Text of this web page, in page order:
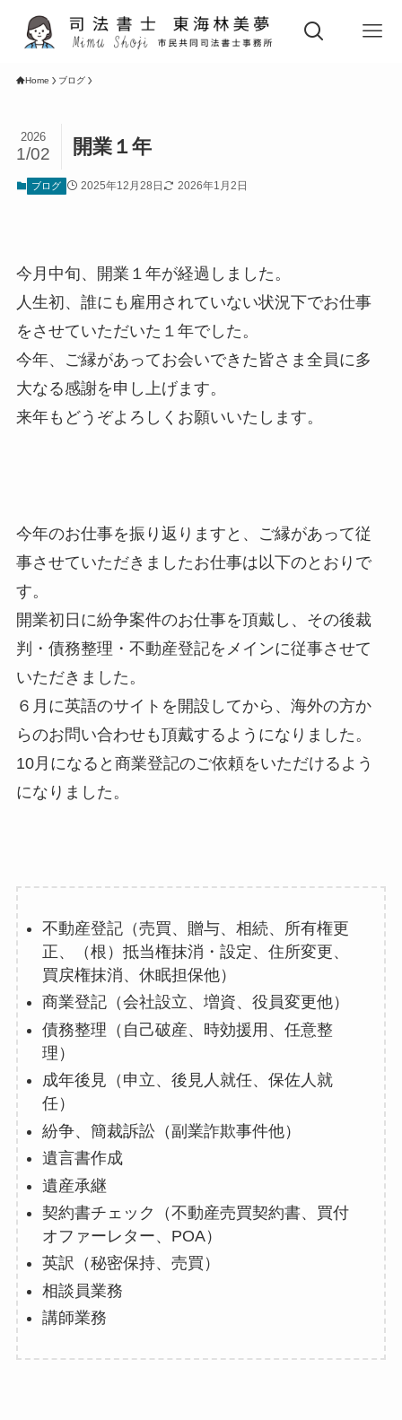
Home ブログ
開業１年
2026
1/02
ブログ 2025年12月28日 2026年1月2日
今月中旬、開業１年が経過しました。
人生初、誰にも雇用されていない状況下でお仕事
をさせていただいた１年でした。
今年、ご縁があってお会いできた皆さま全員に多
大なる感謝を申し上げます。
来年もどうぞよろしくお願いいたします。
今年のお仕事を振り返りますと、ご縁があって従
事させていただきましたお仕事は以下のとおりで
す。
開業初日に紛争案件のお仕事を頂戴し、その後裁
判・債務整理・不動産登記をメインに従事させて
いただきました。
６月に英語のサイトを開設してから、海外の方か
らのお問い合わせも頂戴するようになりました。
10月になると商業登記のご依頼をいただけるよう
になりました。
不動産登記（売買、贈与、相続、所有権更
正、（根）抵当権抹消・設定、住所変更、
買戻権抹消、休眠担保他）
商業登記（会社設立、増資、役員変更他）
債務整理（自己破産、時効援用、任意整
理）
成年後見（申立、後見人就任、保佐人就
任）
紛争、簡裁訴訟（副業詐欺事件他）
遺言書作成
遺産承継
契約書チェック（不動産売買契約書、買付
オファーレター、POA）
英訳（秘密保持、売買）
相談員業務
講師業務